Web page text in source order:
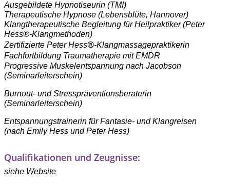
Ausgebildete Hypnotiseurin (TMI)
Therapeutische Hypnose (Lebensblüte, Hannover)
Klangtherapeutische Begleitung für Heilpraktiker (Peter
Hess®-Klangmethoden)
Zertifizierte Peter Hess®-Klangmassagepraktikerin
Fachfortbildung Traumatherapie mit EMDR
Progressive Muskelentspannung nach Jacobson
(Seminarleiterschein)
Burnout- und Stresspräventionsberaterin
(Seminarleiterschein)
Entspannungstrainerin für Fantasie- und Klangreisen
(nach Emily Hess und Peter Hess)
Qualifikationen und Zeugnisse:
siehe Website